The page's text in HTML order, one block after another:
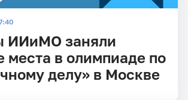
ИИиМО заняли
места в олимпиаде по
делу» в Москве